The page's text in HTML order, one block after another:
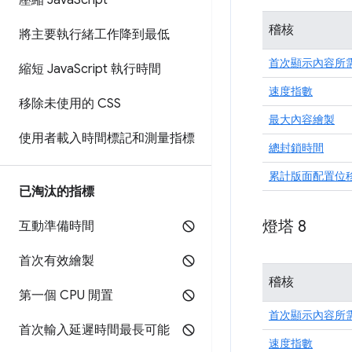
將主要執行緒工作降到最低
縮短 JavaScript 執行時間
移除未使用的 CSS
使用者載入時間標記和測量指標
已淘汰的指標
互動準備時間
首次有效繪製
第一個 CPU 閒置
首次輸入延遲時間最長可能
稽核
首次顯示內容所
速度指數
最大內容繪製
總封鎖時間
累計版面配置位
燈塔 8
稽核
首次顯示內容所
速度指數